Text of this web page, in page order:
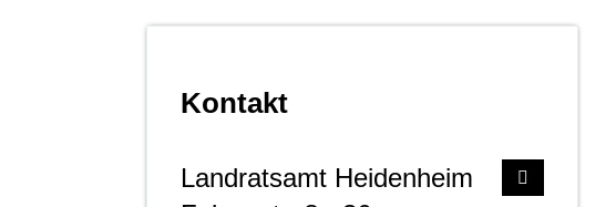
Kontakt
Landratsamt Heidenheim